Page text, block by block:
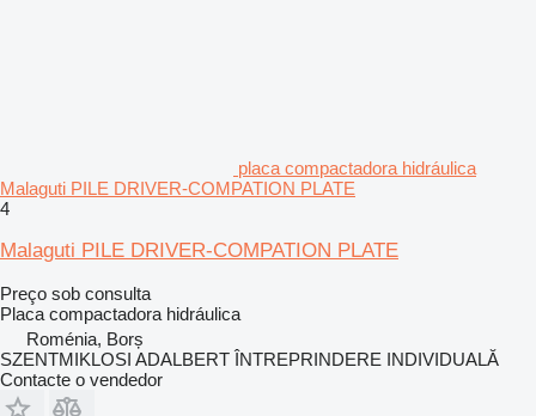
placa compactadora hidráulica
Malaguti PILE DRIVER-COMPATION PLATE
4
Malaguti PILE DRIVER-COMPATION PLATE
Preço sob consulta
Placa compactadora hidráulica
Roménia, Borș
SZENTMIKLOSI ADALBERT ÎNTREPRINDERE INDIVIDUALĂ
Contacte o vendedor